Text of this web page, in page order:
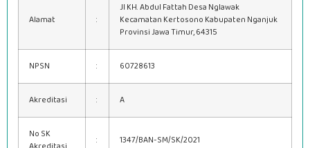
Alamat :
Jl KH. Abdul Fattah Desa Nglawak
Kecamatan Kertosono Kabupaten Nganjuk
Provinsi Jawa Timur, 64315
NPSN : 60728613
Akreditasi : A
No SK
: 1347/BAN-SM/SK/2021